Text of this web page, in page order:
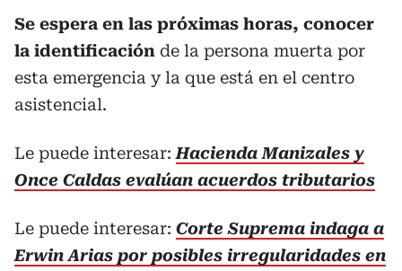
Se espera en las próximas horas, conocer
la identificación de la persona muerta por
esta emergencia y la que está en el centro
asistencial.
Le puede interesar:Hacienda Manizales y
Once Caldas evalúan acuerdos tributarios
Le puede interesar: Corte Suprema indaga a
Erwin Arias por posibles irregularidades en